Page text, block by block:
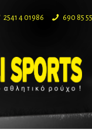
2541 4 01986 690 85